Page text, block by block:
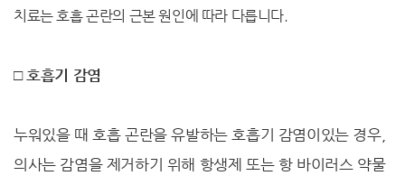
치료는 호흡 곤란의 근본 원인에 따라 다릅니다.
□ 호흡기 감염
누워있을 때 호흡 곤란을 유발하는 호흡기 감염이있는 경우,
의사는 감염을 제거하기 위해 항생제 또는 항 바이러스 약물